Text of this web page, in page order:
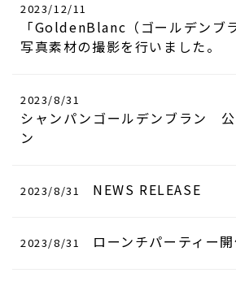
2023/12/11
「GoldenBlanc（ゴールデンブ
写真素材の撮影を行いました。
2023/8/31
シャンパンゴールデンブラン
ン
2023/8/31 NEWS RELEASE
2023/8/31 ローンチパーティー